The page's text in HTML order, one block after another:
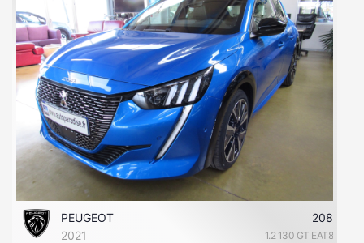
PEUGEOT
208
2021
1.2 130 GT EAT8